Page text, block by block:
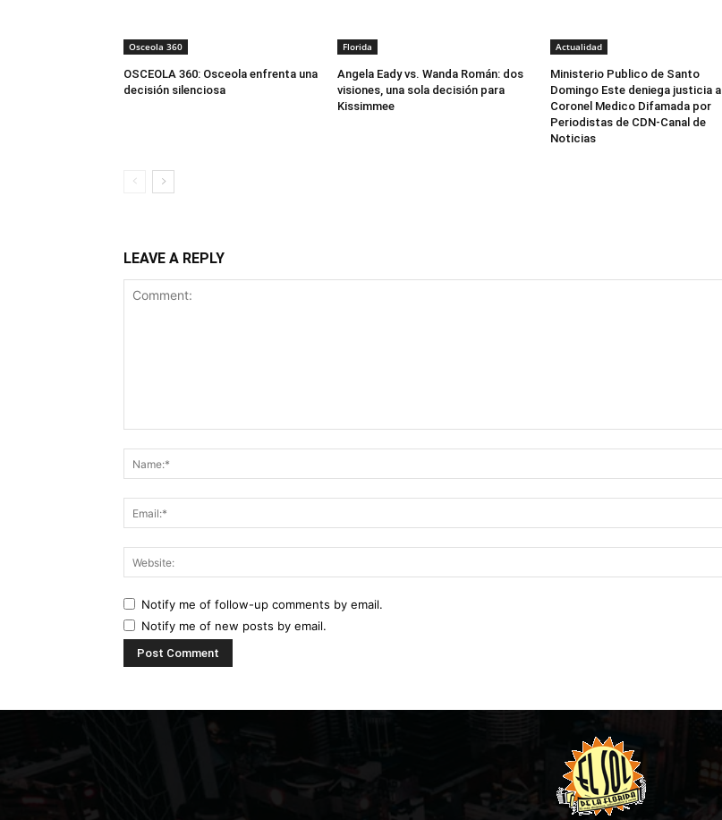
Osceola 360
OSCEOLA 360: Osceola enfrenta una
decisión silenciosa
Florida
Angela Eady vs. Wanda Román: dos
visiones, una sola decisión para
Kissimmee
Actualidad
Ministerio Publico de Santo
Domingo Este deniega justicia a
Coronel Medico Difamada por
Periodistas de CDN-Canal de
Noticias
LEAVE A REPLY
Notify me of follow-up comments by email.
Notify me of new posts by email.